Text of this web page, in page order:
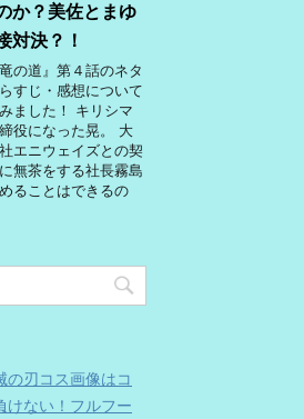
か？美佐とまゆ
対決？！
の道』第４話のネタ
すじ・感想について
ました！ キリシマ
役になった晃。 大
エニウェイズとの契
無茶をする社長霧島
ることはできるの
の刃コス画像はコ
けない！フルフー